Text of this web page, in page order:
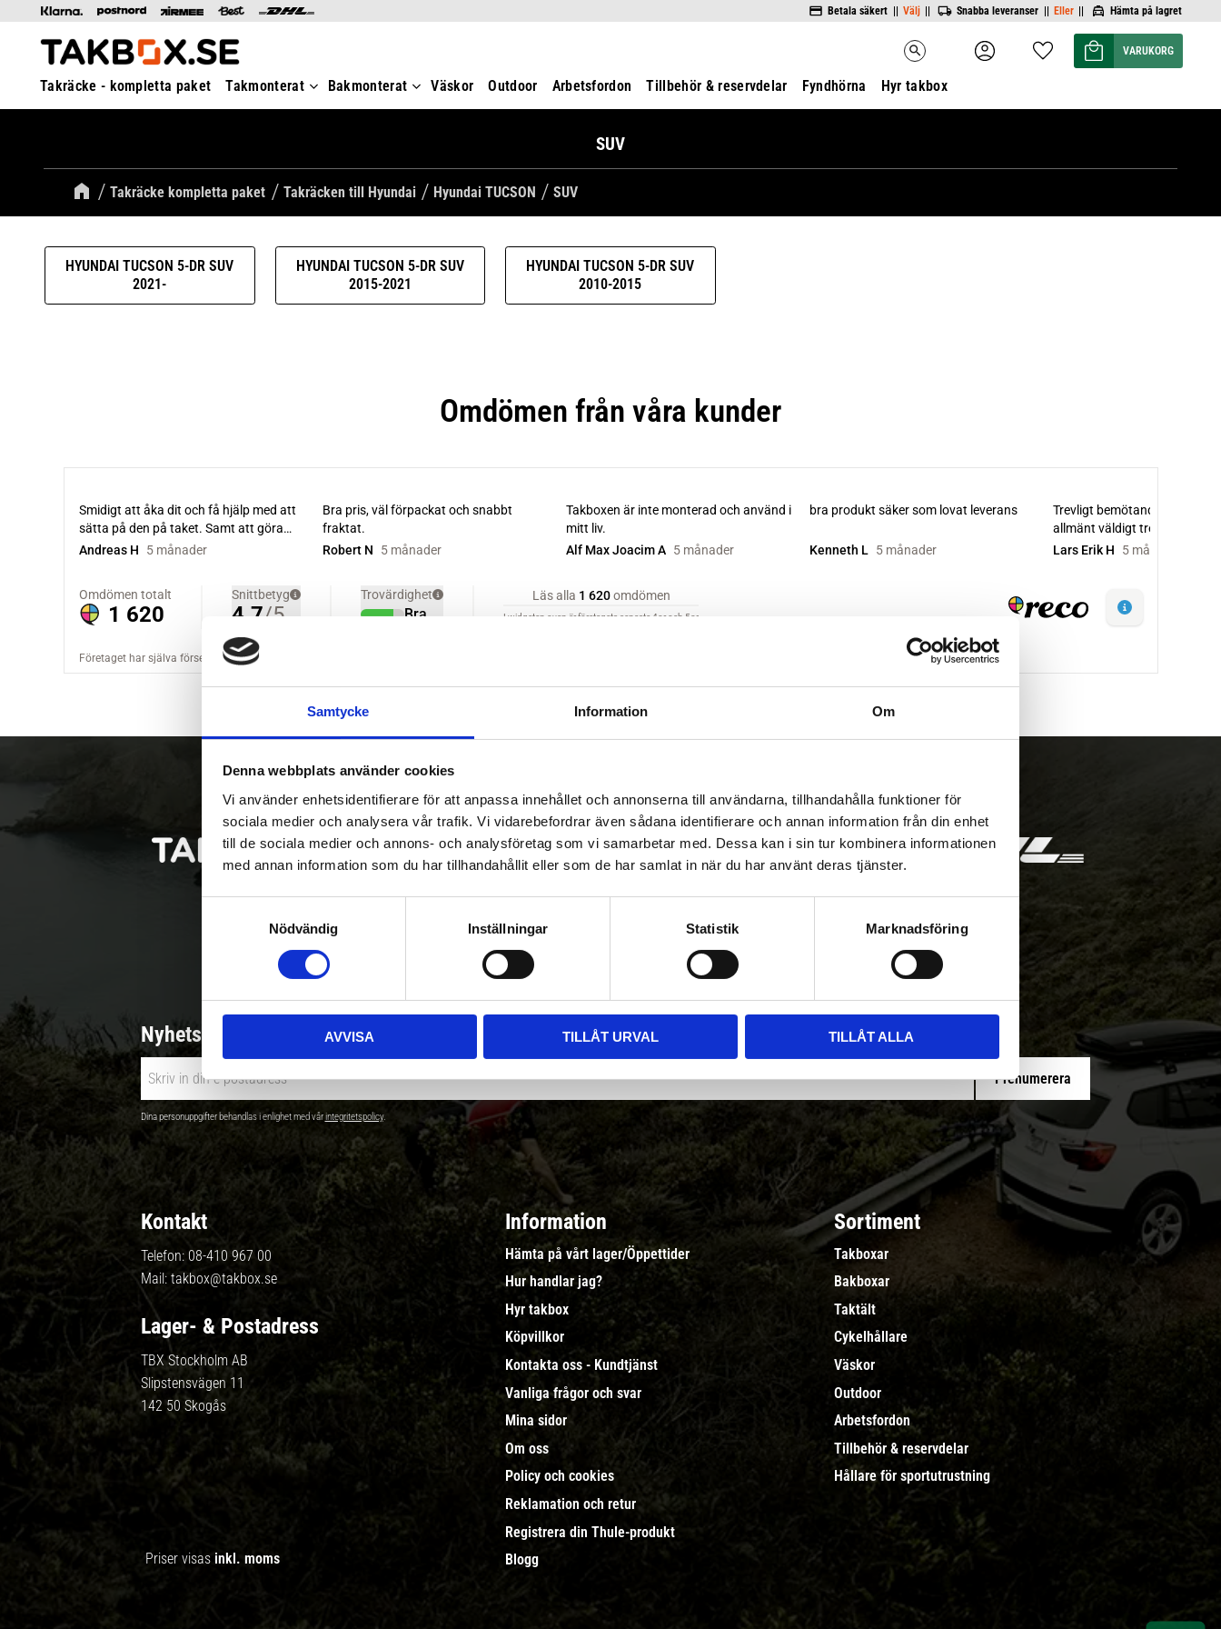
Samtycke Information Om
Denna webbplats använder cookies
Vi använder enhetsidentifierare för att anpassa innehållet och annonserna till användarna, tillhandahålla funktioner för
sociala medier och analysera vår trafik. Vi vidarebefordrar även sådana identifierare och annan information från din enhet
till de sociala medier och annons- och analysföretag som vi samarbetar med. Dessa kan i sin tur kombinera informationen
med annan information som du har tillhandahållit eller som de har samlat in när du har använt deras tjänster.
e
s
v
a
Nödvändig Inställningar Statistik Marknadsföring
AVVISA TILLÅT URVAL TILLÅT ALLA
Betala säkert || Välj || Snabba leveranser || Eller || Hämta på lagret
search Favoriter
Kundvagn
Takräcke - kompletta paket Takmonterat Bakmonterat Väskor Outdoor Arbetsfordon Tillbehör & reservdelar Fyndhörna Hyr takbox
SUV
Takräcke kompletta paket Takräcken till Hyundai Hyundai TUCSON SUV
HYUNDAI TUCSON 5-DR SUV
2021-
HYUNDAI TUCSON 5-DR SUV
2015-2021
HYUNDAI TUCSON 5-DR SUV
2010-2015
Betala säkert || Snabba leveranser || Hämta på lagret med/utan montering
Nyhetsbrev - Ta del av nyheter & erbjudanden
Prenumerera
Dina personuppgifter behandlas i enlighet med vårintegritetspolicy.
Kontakt
Telefon: 08-410 967 00
Mail: takbox@takbox.se
Lager- & Postadress
TBX Stockholm AB
Slipstensvägen 11
142 50 Skogås
Information
Hämta på vårt lager/Öppettider
Hur handlar jag?
Hyr takbox
Köpvillkor
Kontakta oss - Kundtjänst
Vanliga frågor och svar
Mina sidor
Om oss
Policy och cookies
Reklamation och retur
Registrera din Thule-produkt
Blogg
Sortiment
Takboxar
Bakboxar
Taktält
Cykelhållare
Väskor
Outdoor
Arbetsfordon
Tillbehör & reservdelar
Hållare för sportutrustning
Priser visas inkl. moms